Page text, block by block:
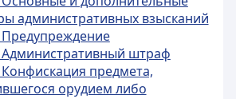
административных взысканий
Предупреждение
Административный штраф
Конфискация предмета,
орудием либо